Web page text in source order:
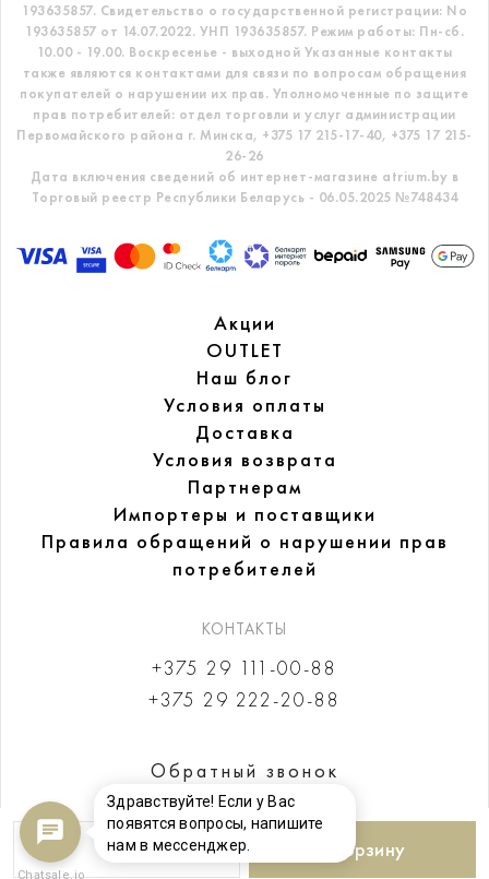
В корзину
193635857. Свидетельство о государственной регистрации: No
193635857 от 14.07.2022. УНП 193635857. Режим работы: Пн-сб.
10.00 - 19.00. Воскресенье - выходной Указанные контакты
также являются контактами для связи по вопросам обращения
покупателей о нарушении их прав. Уполномоченные по защите
прав потребителей: отдел торговли и услуг администрации
Первомайского района г. Минска, +375 17 215-17-40, +375 17 215-
26-26
Дата включения сведений об интернет-магазине atrium.by в
Торговый реестр Республики Беларусь - 06.05.2025 №748434
Акции
OUTLET
Наш блог
Условия оплаты
Доставка
Условия возврата
Партнерам
Импортеры и поставщики
Правила обращений о нарушении прав
потребителей
КОНТАКТЫ
+375 29 111-00-88
+375 29 222-20-88
Обратный звонок
Здравствуйте! Если у Вас
появятся вопросы, напишите
нам в мессенджер.
Chatsale.io